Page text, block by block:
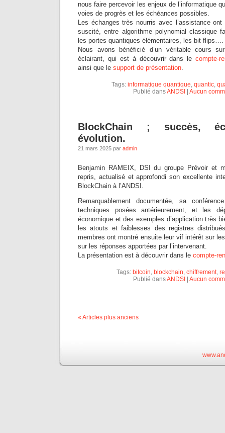
nous faire percevoir les enjeux de l’informatique
voies de progrès et les échéances possibles.
Les échanges très nourris avec l’assistance ont
suscité, entre algorithme polynomial classique
les portes quantiques élémentaires, les bit-flips….
Nous avons bénéficié d’un véritable cours
éclairant, qui est à découvrir dans lecompte-
ainsi que le support de présentation.
Tags: informatique quantique, quantic,
Publié dansANDSI Aucun
BlockChain ; succès,
évolution.
21 mars 2025 par admin
Benjamin RAMEIX, DSI du groupe Prévoir et
repris, actualisé et approfondi son excellente
BlockChain à l’ANDSI.
Remarquablement documentée, sa
techniques posées antérieurement, et les
économique et des exemples d’application très
les atouts et faiblesses des registres
membres ont montré ensuite leur vif intérêt sur
sur les réponses apportées par l’intervenant.
La présentation est à découvrir dans le compte-
Tags: bitcoin, blockchain, chiffrement,
Publié dansANDSI Aucun
« Articles plus anciens